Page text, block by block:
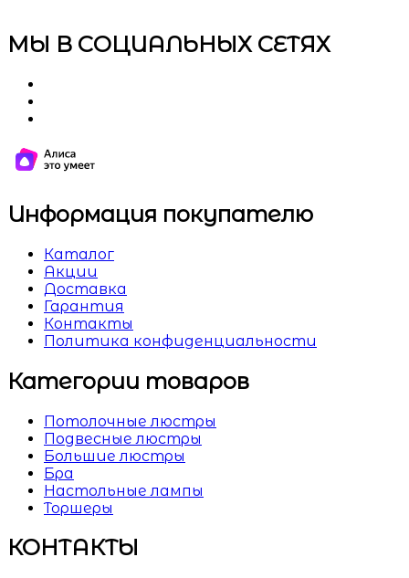
МЫ В СОЦИАЛЬНЫХ СЕТЯХ
Информация покупателю
Каталог
Акции
Доставка
Гарантия
Контакты
Политика конфиденциальности
Категории товаров
Потолочные люстры
Подвесные люстры
Большие люстры
Бра
Настольные лампы
Торшеры
КОНТАКТЫ